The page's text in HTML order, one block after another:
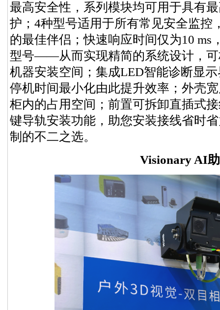
最高安全性，系列模块均可用于具有
护；4种型号适用于所有常见安全监控
的最佳伴侣；快速响应时间仅为10 ms
型号——从而实现精简的系统设计，可
机器安装空间；集成LED智能诊断显
停机时间最小化由此提升效率；外壳
柜内的占用空间；前置可拆卸直插式
键导轨安装功能，助您安装接线省时
制的不二之选。
Visionary AI助